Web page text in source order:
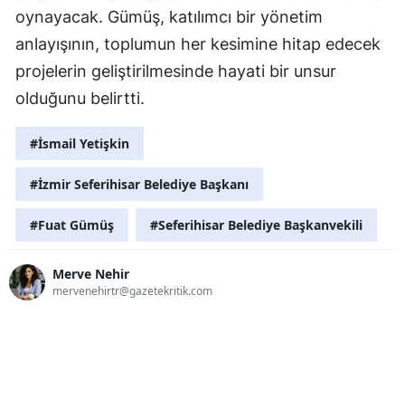
oynayacak. Gümüş, katılımcı bir yönetim
anlayışının, toplumun her kesimine hitap edecek
projelerin geliştirilmesinde hayati bir unsur
olduğunu belirtti.
#İsmail Yetişkin
#İzmir Seferihisar Belediye Başkanı
#Fuat Gümüş #Seferihisar Belediye Başkanvekili
Merve Nehir
mervenehirtr@gazetekritik.com